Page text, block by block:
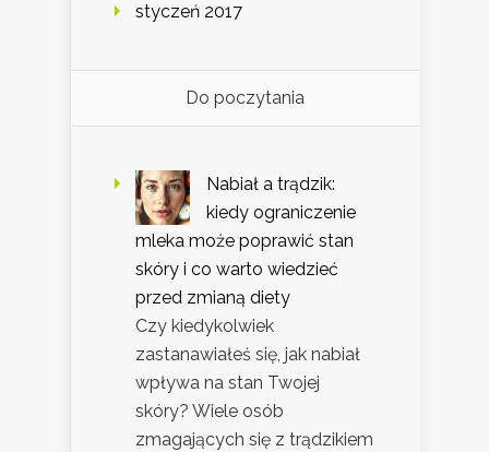
styczeń 2017
Do poczytania
Nabiał a trądzik:
kiedy ograniczenie
mleka może poprawić stan
skóry i co warto wiedzieć
przed zmianą diety
Czy kiedykolwiek
zastanawiałeś się, jak nabiał
wpływa na stan Twojej
skóry? Wiele osób
zmagających się z trądzikiem